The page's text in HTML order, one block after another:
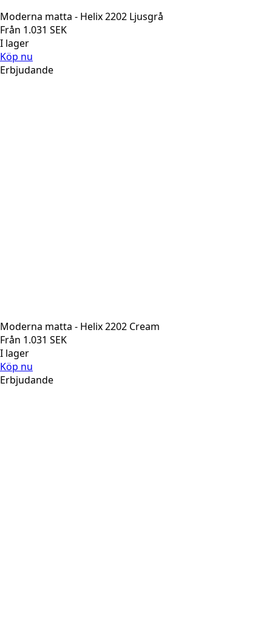
Moderna matta - Helix 2202 Ljusgrå
Från 1.031 SEK
I lager
Köp nu
Erbjudande
Moderna matta - Helix 2202 Cream
Från 1.031 SEK
I lager
Köp nu
Erbjudande